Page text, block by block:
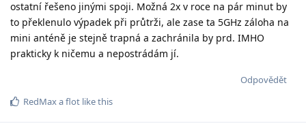
ostatní řešeno jinými spoji. Možná 2x v roce na pár minut by
to překlenulo výpadek při průtrži, ale zase ta 5GHz záloha na
mini anténě je stejně trapná a zachránila by prd. IMHO
prakticky k ničemu a nepostrádám jí.
Odpovědět
RedMaxaflot like this